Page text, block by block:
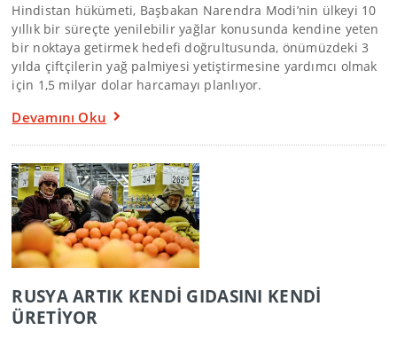
Hindistan hükümeti, Başbakan Narendra Modi’nin ülkeyi 10
yıllık bir süreçte yenilebilir yağlar konusunda kendine yeten
bir noktaya getirmek hedefi doğrultusunda, önümüzdeki 3
yılda çiftçilerin yağ palmiyesi yetiştirmesine yardımcı olmak
için 1,5 milyar dolar harcamayı planlıyor.
Devamını Oku
RUSYA ARTIK KENDİ GIDASINI KENDİ
ÜRETİYOR